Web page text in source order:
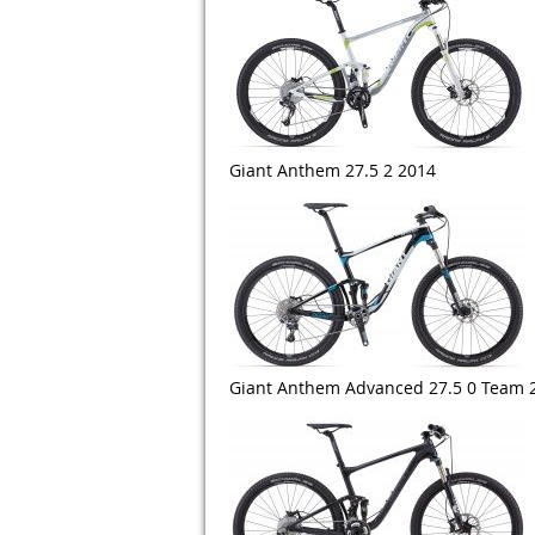
Giant Anthem 27.5 2 2014
Giant Anthem Advanced 27.5 0 Team